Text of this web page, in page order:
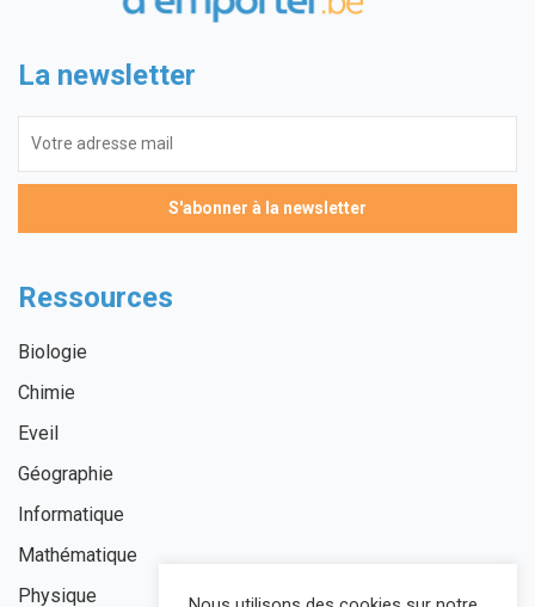
La newsletter
Ressources
Biologie
Chimie
Eveil
Géographie
Informatique
Mathématique
Physique